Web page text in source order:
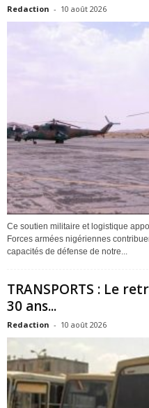
Redaction - 10 août 2026
Ce soutien militaire et logistique
Forces armées nigériennes
capacités de défense de notre...
TRANSPORTS : Le
30 ans...
Redaction - 10 août 2026